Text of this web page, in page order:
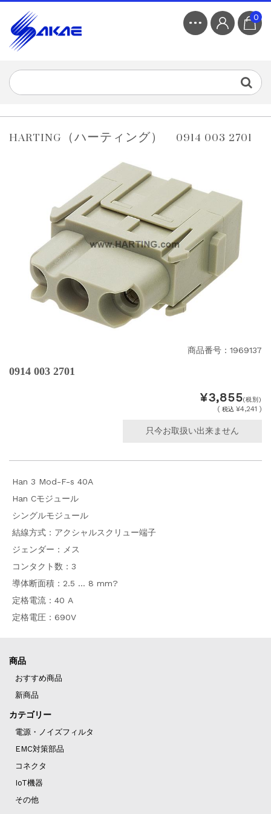
0
HARTING（ハーティング） 0914 003 2701
商品番号：1969137
0914 003 2701
¥3,855(税別)
(税込 ¥4,241 )
只今お取扱い出来ません
Han 3 Mod-F-s 40A
Han Cモジュール
シングルモジュール
結線方式：アクシャルスクリュー端子
ジェンダー：メス
コンタクト数：3
導体断面積：2.5 … 8 mm?
定格電流：40 A
定格電圧：690V
商品
おすすめ商品
新商品
カテゴリー
電源・ノイズフィルタ
EMC対策部品
コネクタ
IoT機器
その他